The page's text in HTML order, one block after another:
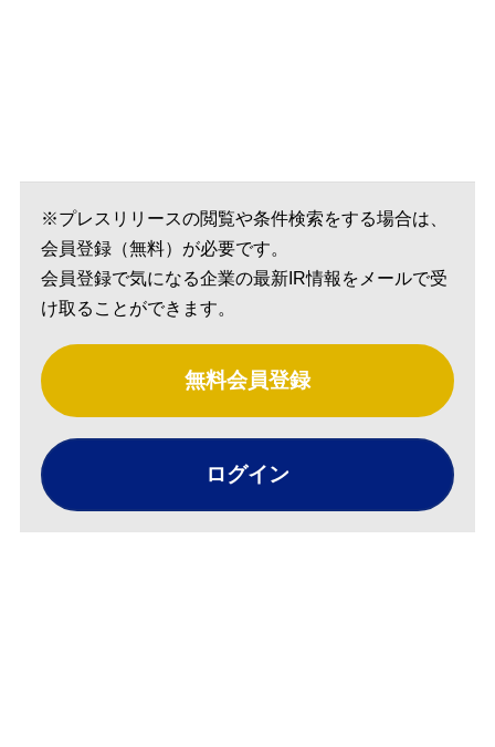
※プレスリリースの閲覧や条件検索をする場合は、
会員登録（無料）が必要です。
会員登録で気になる企業の最新IR情報をメールで受
け取ることができます。
無料会員登録
ログイン